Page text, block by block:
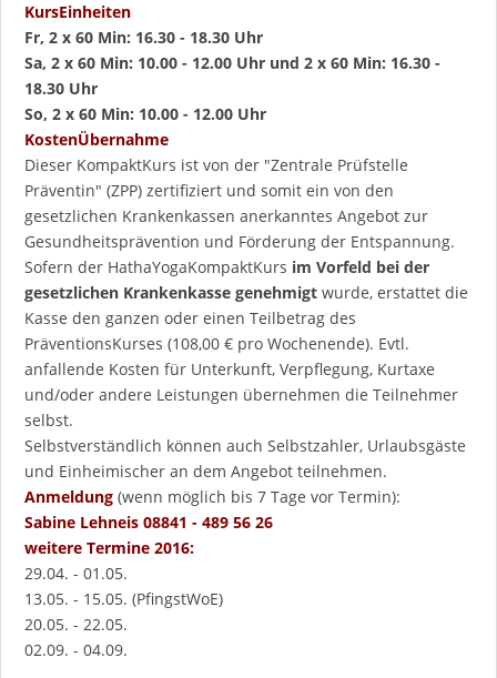
KursEinheiten
Fr, 2 x 60 Min: 16.30 - 18.30 Uhr
Sa, 2 x 60 Min: 10.00 - 12.00 Uhr und 2 x 60 Min: 16.30 -
18.30 Uhr
So, 2 x 60 Min: 10.00 - 12.00 Uhr
KostenÜbernahme
Dieser KompaktKurs ist von der "Zentrale Prüfstelle
Präventin" (ZPP) zertifiziert und somit ein von den
gesetzlichen Krankenkassen anerkanntes Angebot zur
Gesundheitsprävention und Förderung der Entspannung.
Sofern der HathaYogaKompaktKurs im Vorfeld bei der
gesetzlichen Krankenkasse genehmigt wurde, erstattet die
Kasse den ganzen oder einen Teilbetrag des
PräventionsKurses (108,00 € pro Wochenende). Evtl.
anfallende Kosten für Unterkunft, Verpflegung, Kurtaxe
und/oder andere Leistungen übernehmen die Teilnehmer
selbst.
Selbstverständlich können auch Selbstzahler, Urlaubsgäste
und Einheimischer an dem Angebot teilnehmen.
Anmeldung (wenn möglich bis 7 Tage vor Termin):
Sabine Lehneis 08841 - 489 56 26
weitere Termine 2016:
29.04. - 01.05.
13.05. - 15.05. (PfingstWoE)
20.05. - 22.05.
02.09. - 04.09.